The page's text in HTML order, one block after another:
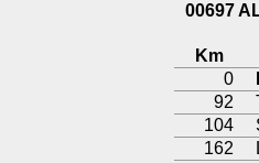
00697
Km
0
92
104
162